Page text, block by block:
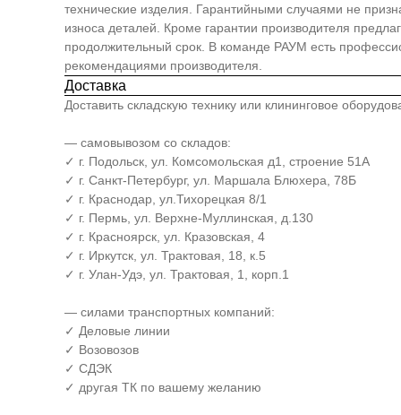
технические изделия. Гарантийными случаями не
износа деталей. Кроме гарантии производителя
продолжительный срок. В команде РАУМ есть
рекомендациями производителя.
Доставка
Доставить складскую технику или клининговое
— самовывозом со складов:
✓ г. Подольск, ул. Комсомольская д1, строение 51А
✓ г. Санкт-Петербург, ул. Маршала Блюхера, 78Б
✓ г. Краснодар, ул.Тихорецкая 8/1
✓ г. Пермь, ул. Верхне-Муллинская, д.130
✓ г. Красноярск, ул. Кразовская, 4
✓ г. Иркутск, ул. Трактовая, 18, к.5
✓ г. Улан-Удэ, ул. Трактовая, 1, корп.1
— силами транспортных компаний:
✓ Деловые линии
✓ Возовозов
✓ СДЭК
✓ другая ТК по вашему желанию